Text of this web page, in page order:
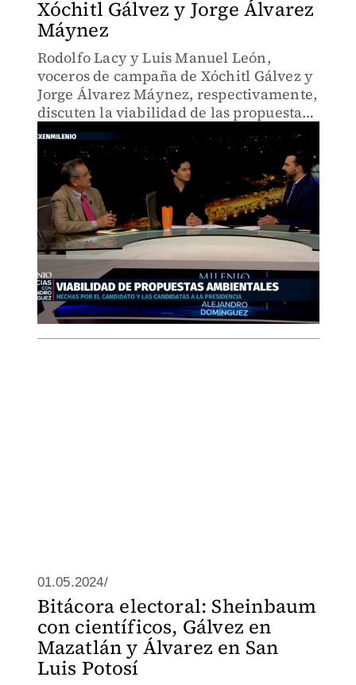
Xóchitl Gálvez y Jorge Álvarez
Máynez
Rodolfo Lacy y Luis Manuel León,
voceros de campaña de Xóchitl Gálvez y
Jorge Álvarez Máynez, respectivamente,
discuten la viabilidad de las propuestas
ambientales de ambos candidatos en el
contexto político actual.
01.05.2024/
Bitácora electoral: Sheinbaum
con científicos, Gálvez en
Mazatlán y Álvarez en San
Luis Potosí